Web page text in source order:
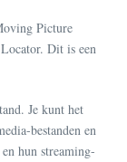
Picture
Dit is een
Je kunt het
bestanden en
hun streaming-